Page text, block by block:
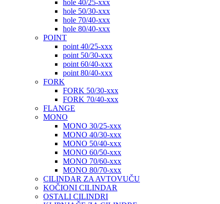
hole 40/25-xxx
hole 50/30-xxx
hole 70/40-xxx
hole 80/40-xxx
POINT
point 40/25-xxx
point 50/30-xxx
point 60/40-xxx
point 80/40-xxx
FORK
FORK 50/30-xxx
FORK 70/40-xxx
FLANGE
MONO
MONO 30/25-xxx
MONO 40/30-xxx
MONO 50/40-xxx
MONO 60/50-xxx
MONO 70/60-xxx
MONO 80/70-xxx
CILINDAR ZA AVTOVUČU
KOČIONI CILINDAR
OSTALI CILINDRI